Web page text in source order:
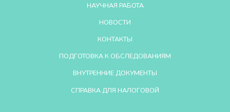
НАУЧНАЯ РАБОТА
НОВОСТИ
КОНТАКТЫ
ПОДГОТОВКА К ОБСЛЕДОВАНИЯМ
ВНУТРЕННИЕ ДОКУМЕНТЫ
СПРАВКА ДЛЯ НАЛОГОВОЙ